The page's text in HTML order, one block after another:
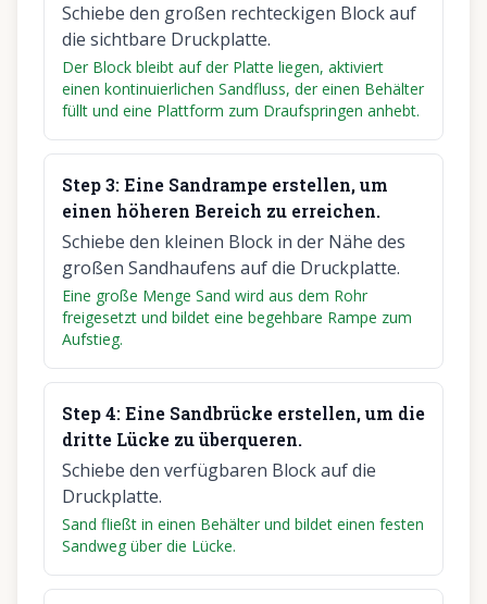
Schiebe den großen rechteckigen Block auf
die sichtbare Druckplatte.
Der Block bleibt auf der Platte liegen, aktiviert
einen kontinuierlichen Sandfluss, der einen Behälter
füllt und eine Plattform zum Draufspringen anhebt.
Step3:Eine Sandrampe erstellen, um
einen höheren Bereich zu erreichen.
Schiebe den kleinen Block in der Nähe des
großen Sandhaufens auf die Druckplatte.
Eine große Menge Sand wird aus dem Rohr
freigesetzt und bildet eine begehbare Rampe zum
Aufstieg.
Step4:Eine Sandbrücke erstellen, um die
dritte Lücke zu überqueren.
Schiebe den verfügbaren Block auf die
Druckplatte.
Sand fließt in einen Behälter und bildet einen festen
Sandweg über die Lücke.